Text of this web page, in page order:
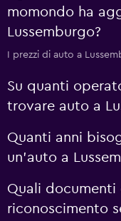
momondo ha
Lussemburgo?
I prezzi di auto a
Su quanti
trovare auto a
Quanti anni
un'auto a
Quali documenti
riconoscimento